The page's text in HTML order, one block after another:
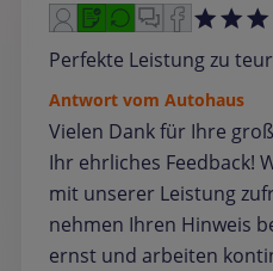
Perfekte Leistung zu
Antwort vom Autohaus
Vielen Dank für Ihre
Ihr ehrliches Feedback!
mit unserer Leistung
nehmen Ihren Hinweis
ernst und arbeiten